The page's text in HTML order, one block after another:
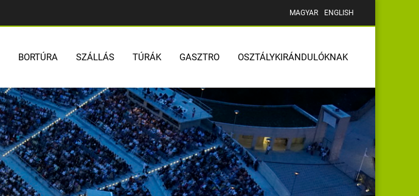
MAGYAR ENGLISH
BORTÚRA SZÁLLÁS TÚRÁK GASZTRO OSZTÁLYKIRÁNDULÓKNAK